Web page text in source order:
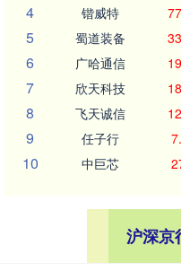
4 锴威特
5 蜀道装备
6 广哈通信
7 欣天科技
8 飞天诚信
9 任子行
10 中巨芯
沪深京